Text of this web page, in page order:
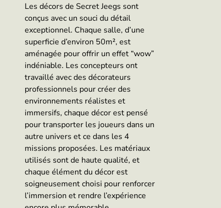
Les décors de Secret Jeegs sont
conçus avec un souci du détail
exceptionnel. Chaque salle, d’une
superficie d’environ 50m², est
aménagée pour offrir un effet “wow”
indéniable. Les concepteurs ont
travaillé avec des décorateurs
professionnels pour créer des
environnements réalistes et
immersifs, chaque décor est pensé
pour transporter les joueurs dans un
autre univers et ce dans les 4
missions proposées. Les matériaux
utilisés sont de haute qualité, et
chaque élément du décor est
soigneusement choisi pour renforcer
l’immersion et rendre l’expérience